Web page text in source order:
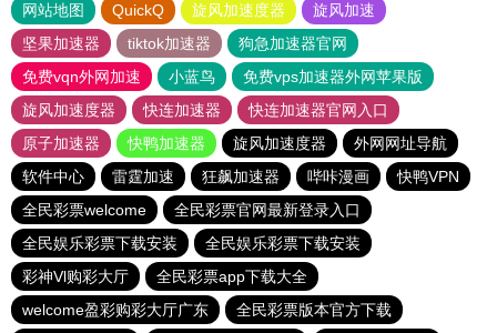
网站地图 QuickQ 旋风加速度器
旋风加速
坚果加速器
tiktok加速器
狗急加速器官网
免费vqn外网加速
小蓝鸟
免费vps加速器外网苹果版
旋风加速度器
快连加速器
快连加速器官网入口
原子加速器
快鸭加速器 旋风加速度器
外网网址导航
软件中心
雷霆加速 狂飙加速器 哔咔漫画
快鸭VPN
全民彩票welcome
全民彩票官网最新登录入口
全民娱乐彩票下载安装
全民娱乐彩票下载安装
彩神Vl购彩大厅
全民彩票app下载大全
welcome盈彩购彩大厅广东
全民彩票版本官方下载